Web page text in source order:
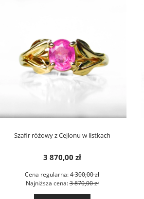
Szafir różowy z Cejlonu w listkach
3 870,00 zł
Cena regularna:4 300,00 zł
Najniższa cena:3 870,00 zł